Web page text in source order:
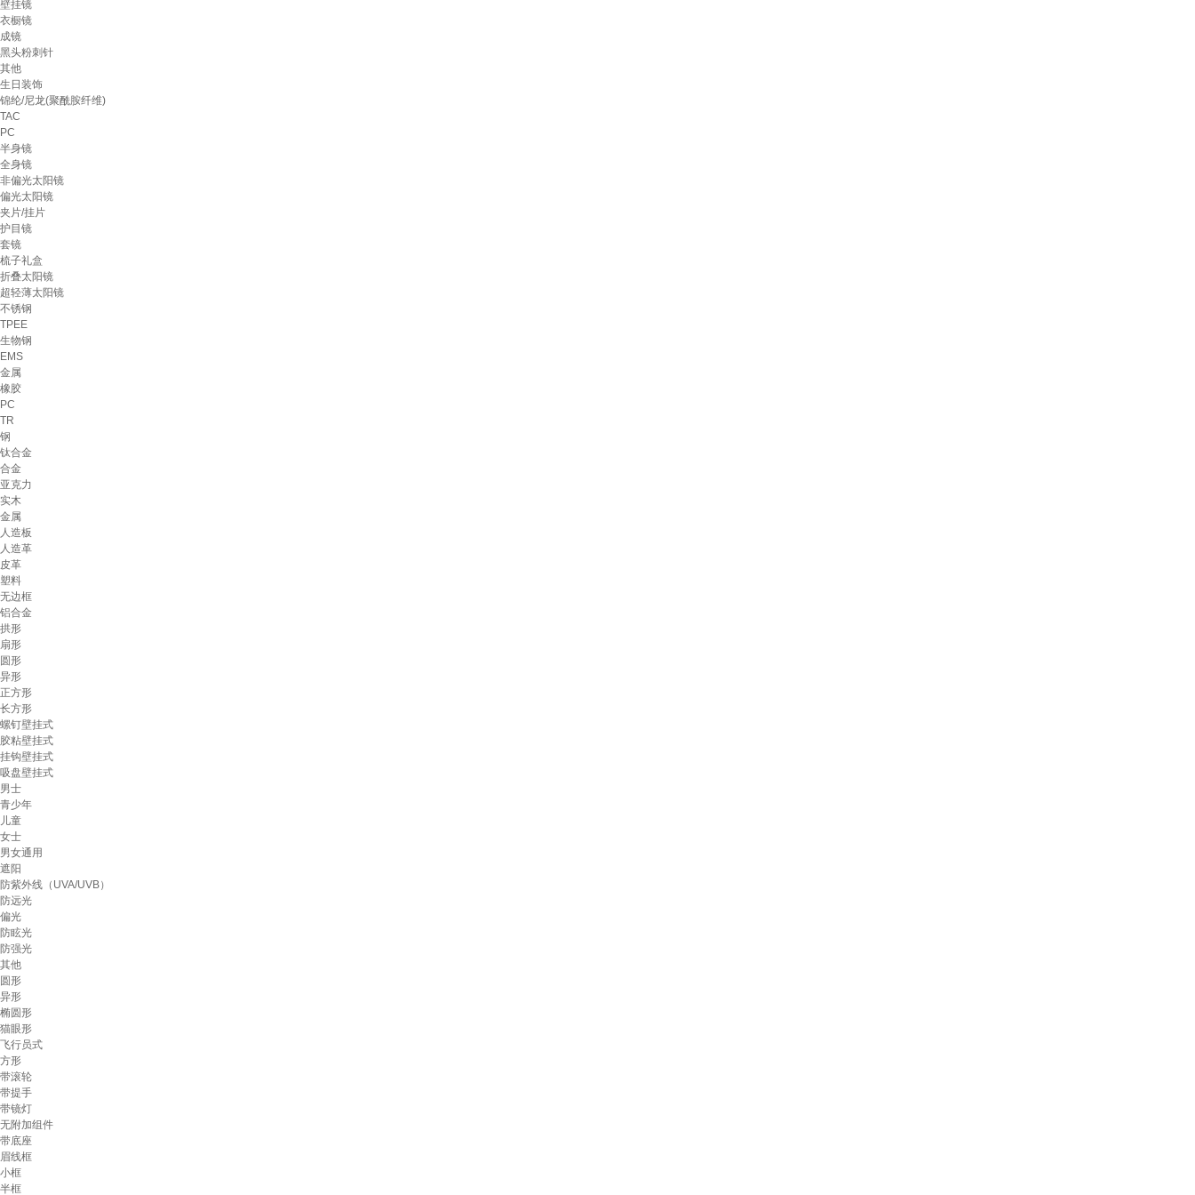
壁挂镜
衣橱镜
成镜
黑头粉刺针
其他
生日装饰
锦纶/尼龙(聚酰胺纤维)
TAC
PC
半身镜
全身镜
非偏光太阳镜
偏光太阳镜
夹片/挂片
护目镜
套镜
梳子礼盒
折叠太阳镜
超轻薄太阳镜
不锈钢
TPEE
生物钢
EMS
金属
橡胶
PC
TR
钢
钛合金
合金
亚克力
实木
金属
人造板
人造革
皮革
塑料
无边框
铝合金
拱形
扇形
圆形
异形
正方形
长方形
螺钉壁挂式
胶粘壁挂式
挂钩壁挂式
吸盘壁挂式
男士
青少年
儿童
女士
男女通用
遮阳
防紫外线（UVA/UVB）
防远光
偏光
防眩光
防强光
其他
圆形
异形
椭圆形
猫眼形
飞行员式
方形
带滚轮
带提手
带镜灯
无附加组件
带底座
眉线框
小框
半框